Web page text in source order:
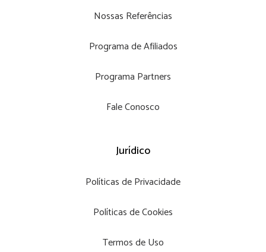
Nossas Referências
Programa de Afiliados
Programa Partners
Fale Conosco
Jurídico
Políticas de Privacidade
Políticas de Cookies
Termos de Uso